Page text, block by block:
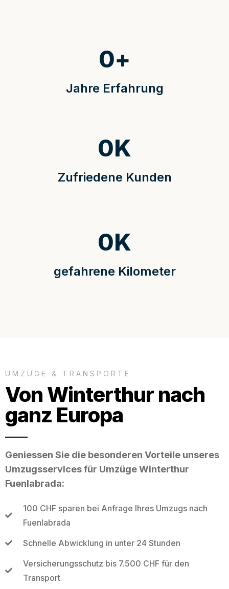
Jahre Erfahrung
0+
Zufriedene Kunden
0K
gefahrene Kilometer
0K
UMZÜGE & TRANSPORTE
Von Winterthur nach
ganz Europa
Geniessen Sie die besonderen Vorteile unseres
Umzugsservices für Umzüge Winterthur
Fuenlabrada:
100 CHF sparen bei Anfrage Ihres Umzugs nach
Fuenlabrada
Schnelle Abwicklung in unter 24 Stunden
Versicherungsschutz bis 7.500 CHF für den
Transport